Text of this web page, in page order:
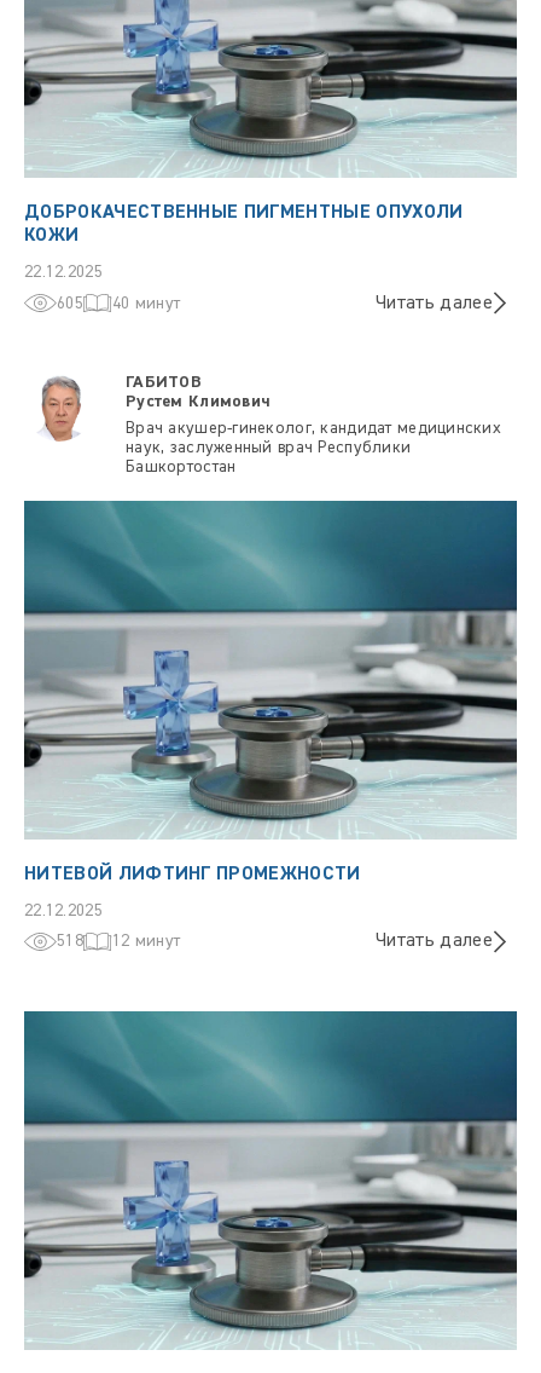
ДОБРОКАЧЕСТВЕННЫЕ ПИГМЕНТНЫЕ ОПУХОЛИ
КОЖИ
22.12.2025
605
40 минут Читать далее
ГАБИТОВ
Рустем Климович
Врач акушер-гинеколог, кандидат медицинских
наук, заслуженный врач Республики
Башкортостан
НИТЕВОЙ ЛИФТИНГ ПРОМЕЖНОСТИ
22.12.2025
518
12 минут Читать далее